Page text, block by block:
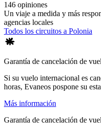
146 opiniones
Un viaje a medida y más
agencias locales
Todos los circuitos a Polonia
Garantía de cancelación de
Si su vuelo internacional es
horas, Evaneos pospone su
Más información
Garantía de cancelación de